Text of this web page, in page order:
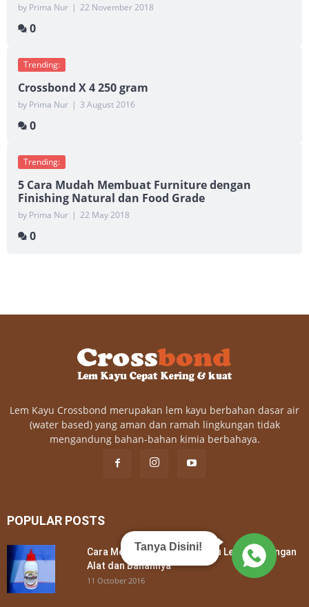
by Prima Nur | 22 November 2018
0
Trending:
Crossbond X 4 250 gram
by Prima Nur | 3 August 2016
0
Trending:
5 Cara Mudah Membuat Furniture dengan
Finishing Natural dan Food Grade
by Prima Nur | 22 May 2018
0
Lem Kayu Crossbond merupakan lem kayu berbahan dasar air
(water based) yang aman dan ramah lingkungan tidak
mengandung bahan-bahan kimia berbahaya.
POPULAR POSTS
Cara Membuat Kerajinan Kayu Lengkap dengan
Alat dan Bahannya
11 October 2016
Tanya Disini!